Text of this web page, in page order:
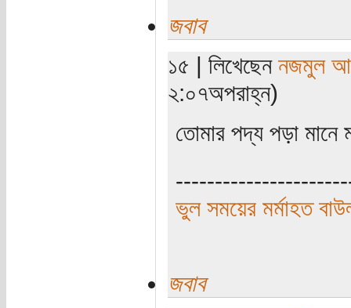
জবাব
১৫ | লিখেছেন নজমুল
২:০৭অপরাহ্ন)
তোমার পদ্য পড়া মানে
ভুল সময়ের মর্মাহত
জবাব